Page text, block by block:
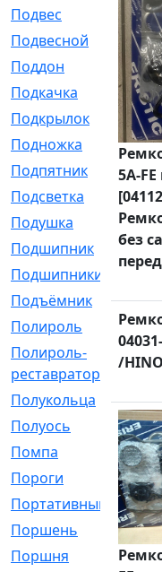
Подвес
Подвесной
Поддон
Подкачка
Подкрылок
Подножка
Подпятник
Подсветка
Подушка
Подшипник
Подшипники
Подъёмник
Полироль
Полироль-
реставратор
Полукольца
Полуось
Помпа
Пороги
Портативный
Поршень
Поршня
5A-
без
/